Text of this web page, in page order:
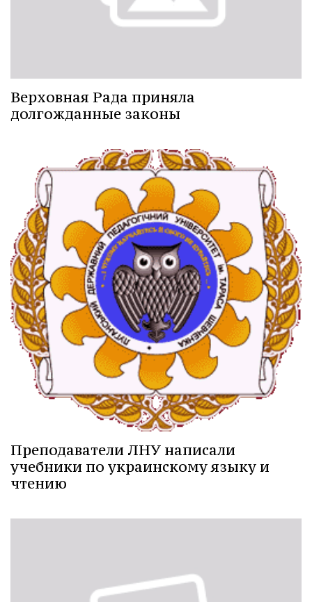
Верховная Рада приняла
долгожданные законы
Преподаватели ЛНУ написали
учебники по украинскому языку и
чтению